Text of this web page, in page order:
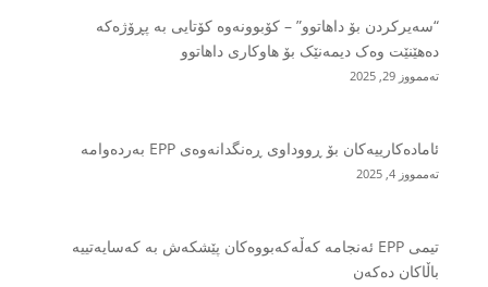
“سەیرکردن بۆ داهاتوو” – کۆبوونەوە کۆتایی بە پڕۆژەکە
دەهێنێت وەک دیمەنێک بۆ هاوکاری داهاتوو
تەممووز 29, 2025
ئامادەکارییەکان بۆ ڕووداوی ڕەنگدانەوەی EPP بەردەوامە
تەممووز 4, 2025
تیمی EPP ئەنجامە کەڵەکەبووەکان پێشکەش بە کەسایەتییە
باڵاکان دەکەن